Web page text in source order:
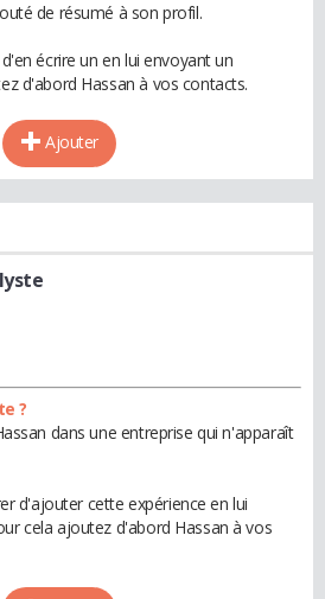
de résumé à son profil.
écrire un en lui envoyant un
d'abord Hassan à vos contacts.
Ajouter
?
dans une entreprise qui n'apparaît
d'ajouter cette expérience en lui
cela ajoutez d'abord Hassan à vos